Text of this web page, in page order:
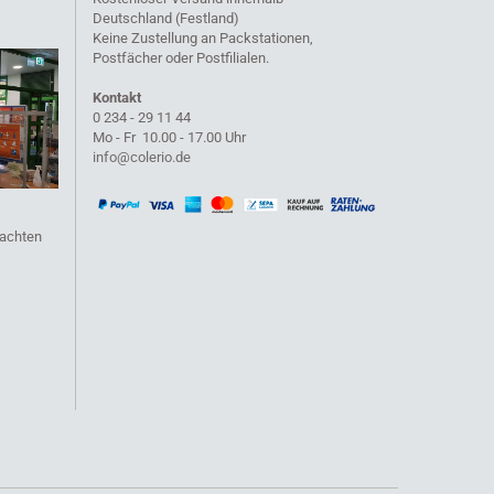
Deutschland (Festland)
Keine Zustellung an Packstationen,
Postfächer oder Postfilialen.
Kontakt
0 234 - 29 11 44
Mo - Fr 10.00 - 17.00 Uhr
info@colerio.de